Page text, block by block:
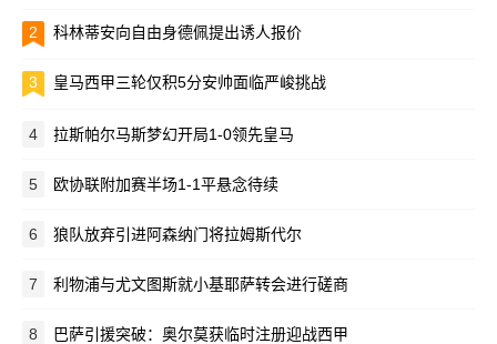
2 科林蒂安向自由身德佩提出诱人报价
3 皇马西甲三轮仅积5分安帅面临严峻挑战
4 拉斯帕尔马斯梦幻开局1-0领先皇马
5 欧协联附加赛半场1-1平悬念待续
6 狼队放弃引进阿森纳门将拉姆斯代尔
7 利物浦与尤文图斯就小基耶萨转会进行磋商
8 巴萨引援突破：奥尔莫获临时注册迎战西甲